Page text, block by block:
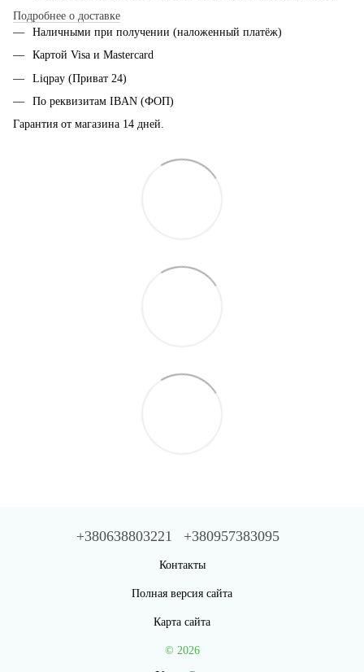
Подробнее о доставке
Наличными при получении (наложенный платёж)
Картой Visa и Mastercard
Liqpay (Приват 24)
По реквизитам IBAN (ФОП)
Гарантия от магазина 14 дней.
+380638803221 +380957383095
Контакты
Полная версия сайта
Карта сайта
© 2026